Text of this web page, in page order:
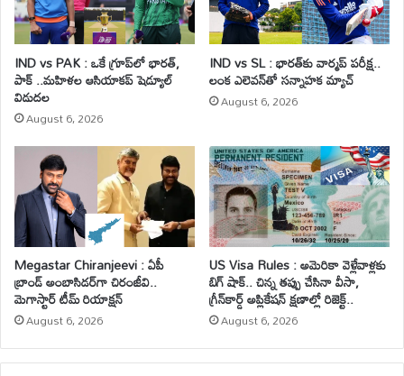
IND vs PAK : ఒకే గ్రూప్‌లో భారత్,
పాక్ ..మహిళల ఆసియాకప్ షెడ్యూల్
విడుదల
August 6, 2026
IND vs SL : భారత్‌కు వార్మప్ పరీక్ష..
లంక ఎలెవన్‌తో సన్నాహక మ్యాచ్
August 6, 2026
Megastar Chiranjeevi : ఏపీ
బ్రాండ్ అంబాసిడర్‌గా చిరంజీవి..
మెగాస్టార్ టీమ్ రియాక్షన్
August 6, 2026
US Visa Rules : అమెరికా వెళ్లేవాళ్లకు
బిగ్ షాక్.. చిన్న తప్పు చేసినా వీసా,
గ్రీన్‌కార్డ్ అప్లికేషన్ క్షణాల్లో రిజెక్ట్..
August 6, 2026